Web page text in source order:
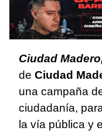
Ciudad
de Ciudad
una campaña
ciudadanía,
la vía pública y